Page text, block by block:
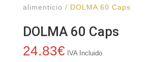
alimenticio / DOLMA 60 Caps
DOLMA 60 Caps
24.83€ IVA Incluido